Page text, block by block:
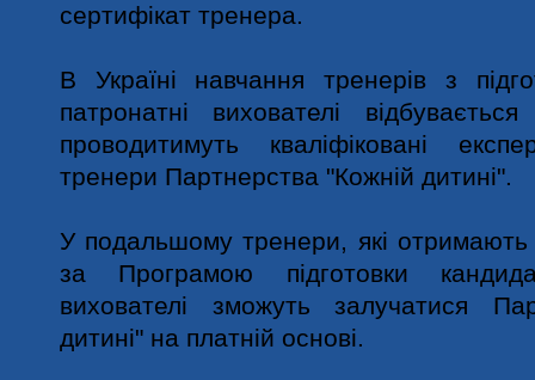
сертифікат тренера.
В Україні навчання тренерів з
патронатні вихователі
проводитимуть кваліфіковані
тренери Партнерства "Кожній дитині".
У подальшому тренери, які отримають
за Програмою підготовки
вихователі зможуть залучатися
дитині" на платній основі.